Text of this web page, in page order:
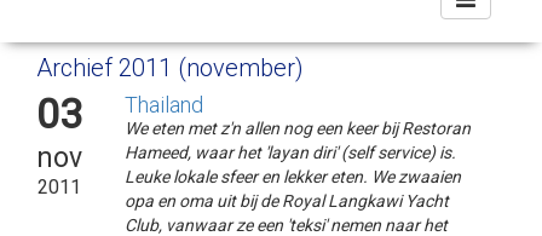
navigation
Archief 2011 (november)
03
nov
2011
Thailand
We eten met z'n allen nog een keer bij Restoran
Hameed, waar het 'layan diri' (self service) is.
Leuke lokale sfeer en lekker eten. We zwaaien
opa en oma uit bij de Royal Langkawi Yacht
Club, vanwaar ze een 'teksi' nemen naar het